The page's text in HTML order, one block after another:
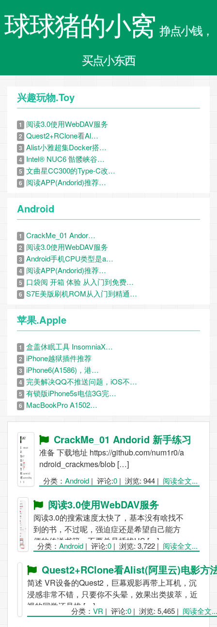
球球猪的小窝 挣点小钱，
买点小东西
兴趣玩物.Toy
1 阅读3.0使用WebDAV服务
2 Quest2+RClone看Al…
3 Alist小雅超集Docker搭…
4 Intel® NUC6 骷髅峡谷…
5 文曲星CC300的Type-C改…
6 阅读APP(Andorid)推荐…
Android
1 CrackMe_01 Andor…
2 阅读3.0使用WebDAV服务
3 Android手机CPU类型是a…
4 阅读APP(Andorid)推荐…
5 口袋阅 开箱 体验 从入门到免费…
6 S7E美版刷机ROM从入门到精通…
苹果.Apple
1 盒盖休眠工具 InsomniaX…
2 iPhone越狱插件推荐
3 iPhone6(A1586)，港…
4 完美解决QQ不推送问题，iOS不…
5 有锁版iPhone5s电信3G完…
6 MacBookPro A1502…
CrackMe_01 Andorid 新手练习
准备 下载地址 https://github.com/num1r0/a
ndroid_crackmes/blob […]
分类： Android | 评论:0 | 浏览: 944 | 阅读全文...
阅读3.0使用WebDAV服务
阅读3.0的搜索速度太快了，基本没有啥找不
到的书，不过呢，强迫症还是希望自己能方
便的传送书籍，不要总是插拔US […]
分类： Android | 评论:0 | 浏览: 3,722 | 阅读全文...
Quest2+RClone看Alist(阿里云)电影方
简述 VR设备的Quest2，巨幕观影再带上耳机，沉
浸感非常不错，只要你不头晕，效果出类拔萃，近
视的同学还是推 […]
分类： VR | 评论:0 | 浏览: 5,465 | 阅读全文...